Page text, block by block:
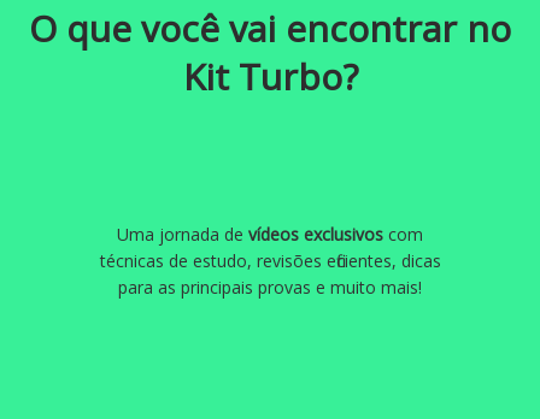
O que você vai encontrar no
Kit Turbo?
Uma jornada de vídeos exclusivos com
técnicas de estudo, revisões eficientes, dicas
para as principais provas e muito mais!